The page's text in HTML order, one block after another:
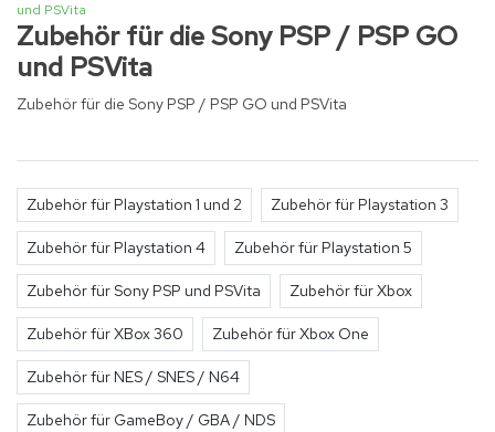
und PSVita
Zubehör für die Sony PSP / PSP GO
und PSVita
Zubehör für die Sony PSP / PSP GO und PSVita
Zubehör für Playstation 1 und 2 Zubehör für Playstation 3
Zubehör für Playstation 4 Zubehör für Playstation 5
Zubehör für Sony PSP und PSVita Zubehör für Xbox
Zubehör für XBox 360 Zubehör für Xbox One
Zubehör für NES / SNES / N64
Zubehör für GameBoy / GBA / NDS